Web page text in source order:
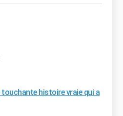
histoire vraie qui a